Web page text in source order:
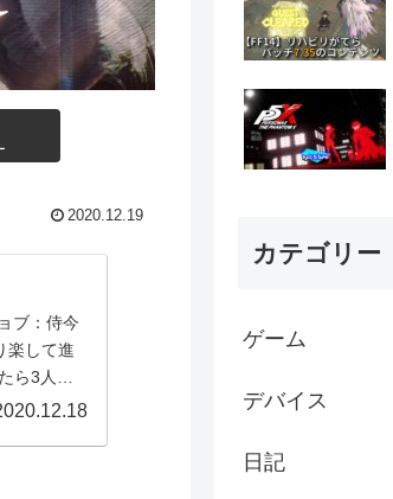
2020.12.19
ブ：侍今
楽して進
ら3人と
カテゴリー
ゲーム
デバイス
日記